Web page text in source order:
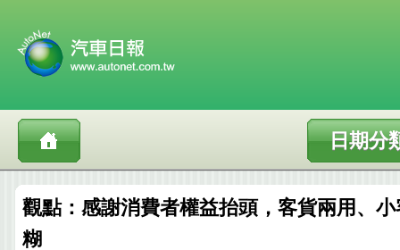
日期分
觀點：感謝消費者權益抬頭，客貨兩用、
糊